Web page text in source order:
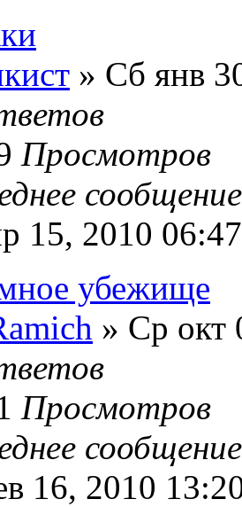
» Сб янв
Просмотров
15, 2010 06:47
убежище
» Ср окт
Просмотров
16, 2010